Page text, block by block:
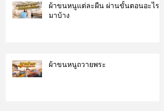
ผ้าขนหนูแต่ละผืน ผ่านขั้นตอนอะไร
มาบ้าง
ผ้าขนหนูถวายพระ